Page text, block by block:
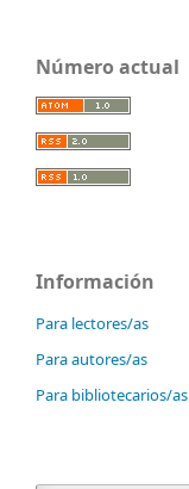
Número actual
Información
Para lectores/as
Para autores/as
Para bibliotecarios/as